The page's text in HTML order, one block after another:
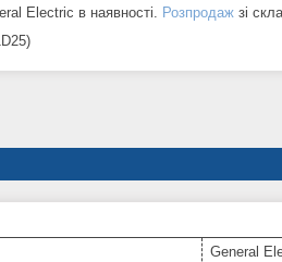
Electric в наявності. Розпродаж зі
General